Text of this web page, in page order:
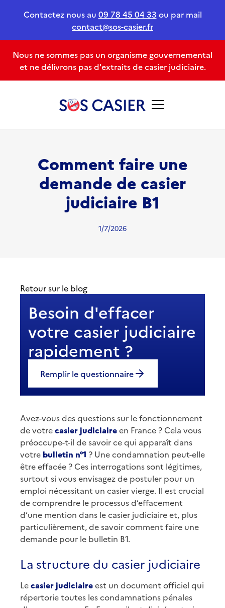
Contactez nous au 09 78 45 04 33 ou par mail
contact@sos-casier.fr
Nous ne sommes pas un organisme gouvernemental
et ne délivrons pas d'extraits de casier judiciaire.
Comment faire une
demande de casier
judiciaire B1
1/7/2026
Retour sur le blog
Besoin d'effacer
votre casier judiciaire
rapidement ?
Remplir le questionnaire
Avez-vous des questions sur le fonctionnement
de votrecasier judiciaireen France ? Cela vous
préoccupe-t-il de savoir ce qui apparaît dans
votre bulletin n°1 ? Une condamnation peut-elle
être effacée ? Ces interrogations sont légitimes,
surtout si vous envisagez de postuler pour un
emploi nécessitant un casier vierge. Il est crucial
de comprendre le processus d’effacement
d’une mention dans le casier judiciaire et, plus
particulièrement, de savoir comment faire une
demande pour le bulletin B1.
La structure du casier judiciaire
Lecasier judiciaireest un document officiel qui
répertorie toutes les condamnations pénales